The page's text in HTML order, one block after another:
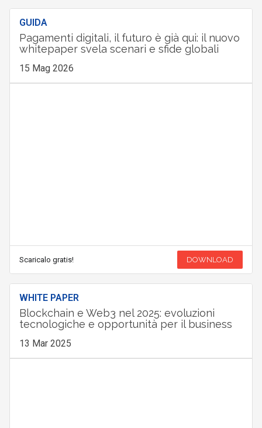
GUIDA
Pagamenti digitali, il futuro è già qui: il nuovo
whitepaper svela scenari e sfide globali
15 Mag 2026
Scaricalo gratis! DOWNLOAD
WHITE PAPER
Blockchain e Web3 nel 2025: evoluzioni
tecnologiche e opportunità per il business
13 Mar 2025